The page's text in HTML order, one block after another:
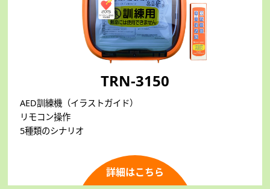
TRN-3150
AED訓練機（イラストガイド）
リモコン操作
5種類のシナリオ
詳細はこちら